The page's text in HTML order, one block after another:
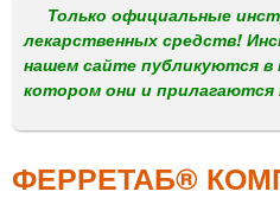
м
е
н
Только официальные
лекарственных средств!
нашем сайте публикуются в
котором они и прилагаются
ФЕРРЕТАБ®